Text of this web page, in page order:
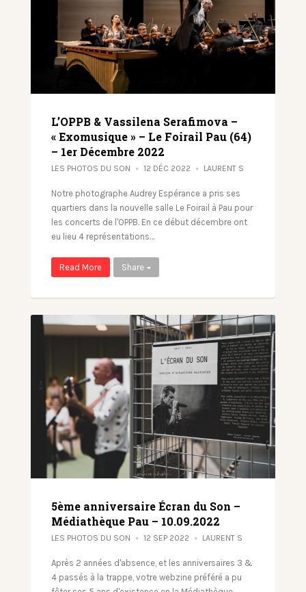
L’OPPB & Vassilena Serafimova –
« Exomusique » – Le Foirail Pau (64)
– 1er Décembre 2022
LES PHOTOS DU SON 12 DÉC 2022 LAURENT S
Notre photographe Audrey Espérance a pris ses
quartiers dans la nouvelle salle Le Foirail à Pau pour
les concerts de l'OPPB. En ce début décembre ont
eu lieu 4 représentations…
Read More Share
5ème anniversaire Écran du Son –
Médiathèque Pau – 10.09.2022
LES PHOTOS DU SON 12 SEP 2022 LAURENT S
Après 2 années d'absence, et les anniversaires 3 &
4 passés à la trappe, votre webzine préféré a pu